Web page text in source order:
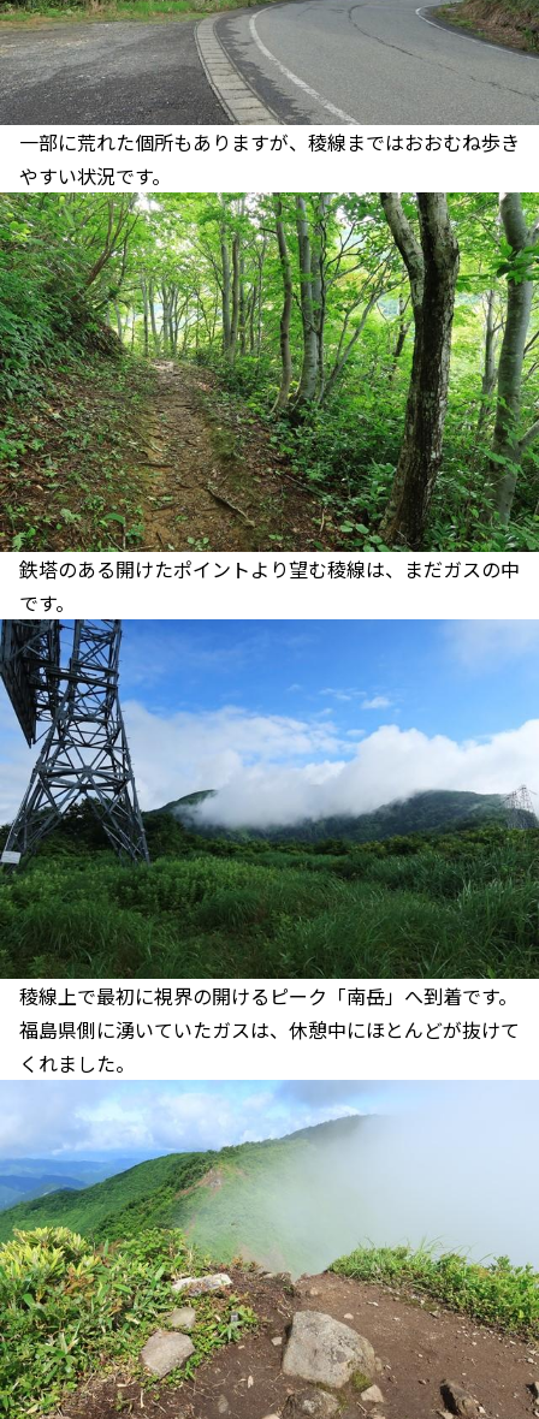
一部に荒れた個所もありますが、稜線まではおおむね歩き
やすい状況です。
鉄塔のある開けたポイントより望む稜線は、まだガスの中
です。
稜線上で最初に視界の開けるピーク「南岳」へ到着です。
福島県側に湧いていたガスは、休憩中にほとんどが抜けて
くれました。